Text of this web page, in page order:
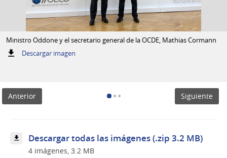
Ministro Oddone y el secretario general de la OCDE, Mathias Cormann
Descargar imagen:
OCDE,
Mathias
Cormann
Anterior Siguiente
Descargar todas las imágenes (.zip 3.2 MB)
4 imágenes, 3.2 MB